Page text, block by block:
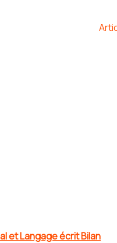
et Langage écrit Bilan